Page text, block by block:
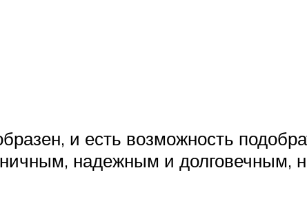
и есть возможность
надежным и долговечным,